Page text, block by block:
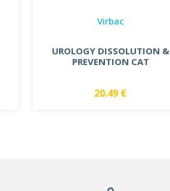
Virbac
UROLOGY DISSOLUTION &
PREVENTION CAT
20.49 €